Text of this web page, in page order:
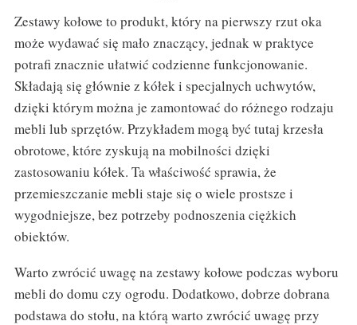
Zestawy kołowe to produkt, który na pierwszy rzut oka
może wydawać się mało znaczący, jednak w praktyce
potrafi znacznie ułatwić codzienne funkcjonowanie.
Składają się głównie z kółek i specjalnych uchwytów,
dzięki którym można je zamontować do różnego rodzaju
mebli lub sprzętów. Przykładem mogą być tutaj krzesła
obrotowe, które zyskują na mobilności dzięki
zastosowaniu kółek. Ta właściwość sprawia, że
przemieszczanie mebli staje się o wiele prostsze i
wygodniejsze, bez potrzeby podnoszenia ciężkich
obiektów.
Warto zwrócić uwagę na zestawy kołowe podczas wyboru
mebli do domu czy ogrodu. Dodatkowo, dobrze dobrana
podstawa do stołu, na którą warto zwrócić uwagę przy